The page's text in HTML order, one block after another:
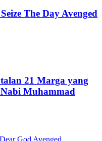
The Day Avenged
21 Marga yang
Muhammad